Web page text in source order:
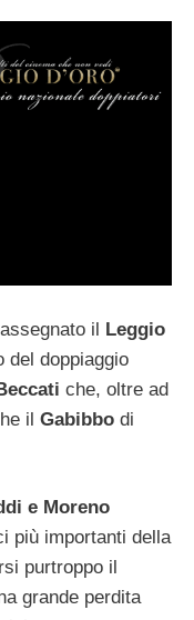
il Leggio
del doppiaggio
che, oltre ad
il Gabibbo di
e Moreno
più importanti della
purtroppo il
grande perdita